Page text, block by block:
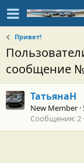
Привет!
сообщение
ТатьянаН
New Member ·
Сообщения 2